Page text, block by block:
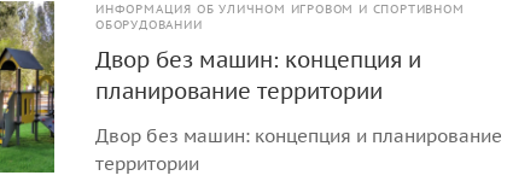
ИНФОРМАЦИЯ ОБ УЛИЧНОМ ИГРОВОМ И СПОРТИВНОМ
ОБОРУДОВАНИИ
Двор без машин: концепция и
планирование территории
Двор без машин: концепция и планирование
территории